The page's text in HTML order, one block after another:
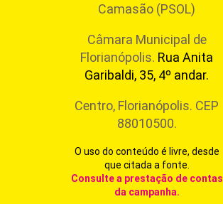
Camasão (PSOL)
Câmara Municipal de
Florianópolis. Rua Anita
Garibaldi, 35, 4º andar.
Centro, Florianópolis. CEP
88010500.
O uso do conteúdo é livre, desde
que citada a fonte.
Consulte a prestação de contas
da campanha.